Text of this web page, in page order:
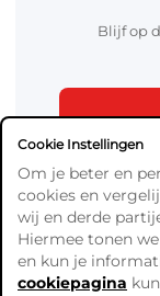
Blijf op
Algemene
Cookie Instellingen
Om je beter en
cookies en
wij en derde
Hiermee tonen
en kun je
cookiepagina